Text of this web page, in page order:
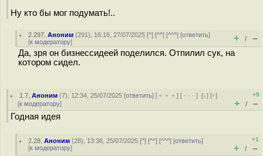
Ну кто бы мог подумать!..
2.297 ,Аноним (291), 16:16, 27/07/2025 [^] [^^] [^^^] [ответить]
[к модератору] + / –
Да, зря он бизнессидеей поделился. Отпилил сук, на
котором сидел.
1.7 ,Аноним (7), 12:34, 25/07/2025 [ответить] [ ﹢﹢﹢] [ · · ·][↓] [↑]
[к модератору]
+9
+ / –
Годная идея
2.28 ,Аноним (28), 13:36, 25/07/2025 [^] [^^] [^^^] [ответить]
[к модератору]
+1
+ / –